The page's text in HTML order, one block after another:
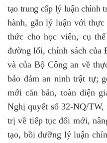
tạo trung cấp lý luận chính
hành, gắn lý luận với thực
thức cho học viên, cụ
đường lối, chính sách của
và của Bộ Công an về
bảo đảm an ninh trật tự;
mới căn bản, toàn diện
Nghị quyết số 32-NQ/TW,
trị về tiếp tục đổi mới,
tạo, bồi dưỡng lý luận